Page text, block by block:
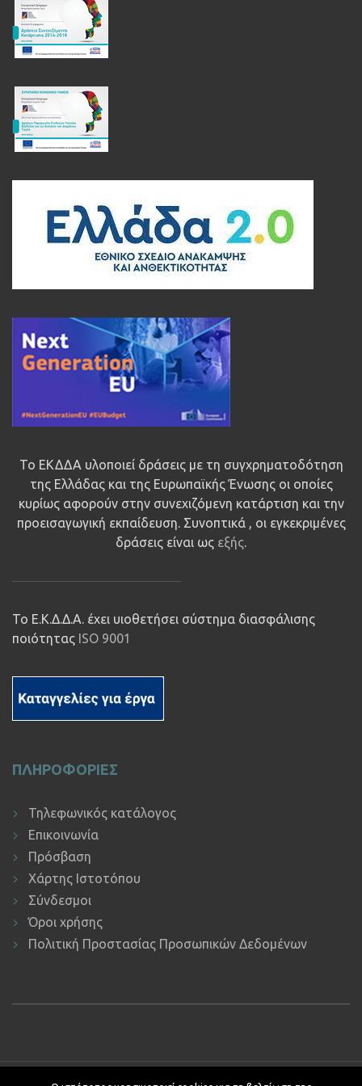
Το ΕΚΔΔΑ υλοποιεί δράσεις με τη συγχρηματοδότηση
της Ελλάδας και της Ευρωπαϊκής Ένωσης οι οποίες
κυρίως αφορούν στην συνεχιζόμενη κατάρτιση και την
προεισαγωγική εκπαίδευση. Συνοπτικά , οι εγκεκριμένες
δράσεις είναι ως εξής.
Το Ε.Κ.Δ.Δ.Α. έχει υιοθετήσει σύστημα διασφάλισης
ποιότητας ISO 9001
ΠΛΗΡΟΦΟΡΙΕΣ
Τηλεφωνικός κατάλογος
Επικοινωνία
Πρόσβαση
Χάρτης Ιστοτόπου
Σύνδεσμοι
Όροι χρήσης
Πολιτική Προστασίας Προσωπικών Δεδομένων